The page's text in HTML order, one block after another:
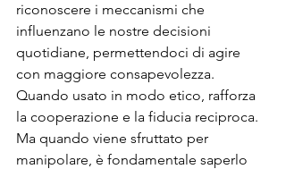
riconoscere i meccanismi che
influenzano le nostre decisioni
quotidiane, permettendoci di agire
con maggiore consapevolezza.
Quando usato in modo etico, rafforza
la cooperazione e la fiducia reciproca.
Ma quando viene sfruttato per
manipolare, è fondamentale saperlo